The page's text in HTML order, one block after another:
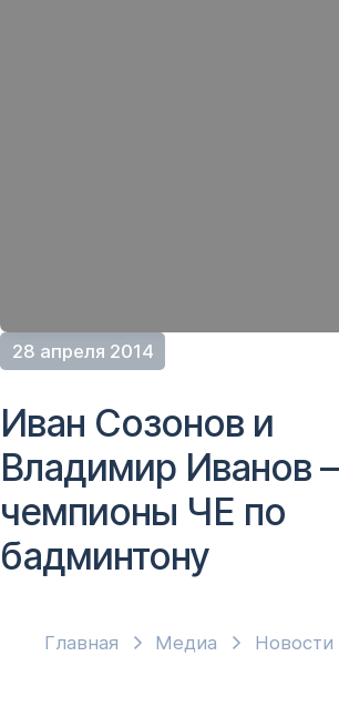
28 апреля 2014
Главная Медиа Новости
Иван Созонов и
Владимир Иванов –
чемпионы ЧЕ по
бадминтону